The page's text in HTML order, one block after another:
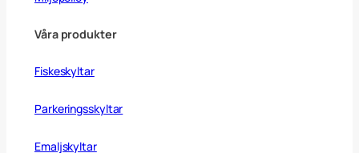
Våra produkter
Fiskeskyltar
Parkeringsskyltar
Emaljskyltar